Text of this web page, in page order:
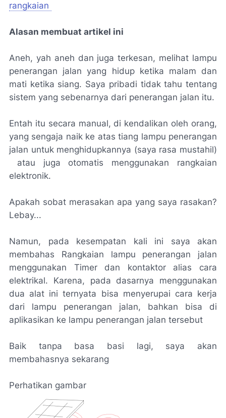
rangkaian
Alasan membuat artikel ini
Aneh, yah aneh dan juga terkesan, melihat lampu
penerangan jalan yang hidup ketika malam dan
mati ketika siang. Saya pribadi tidak tahu tentang
sistem yang sebenarnya dari penerangan jalan itu.
Entah itu secara manual, di kendalikan oleh orang,
yang sengaja naik ke atas tiang lampu penerangan
jalan untuk menghidupkannya (saya rasa mustahil)
atau juga otomatis menggunakan rangkaian
elektronik.
Apakah sobat merasakan apa yang saya rasakan?
Lebay...
Namun, pada kesempatan kali ini saya akan
membahas Rangkaian lampu penerangan jalan
menggunakan Timer dan kontaktor alias cara
elektrikal. Karena, pada dasarnya menggunakan
dua alat ini ternyata bisa menyerupai cara kerja
dari lampu penerangan jalan, bahkan bisa di
aplikasikan ke lampu penerangan jalan tersebut
Baik tanpa basa basi lagi, saya akan
membahasnya sekarang
Perhatikan gambar